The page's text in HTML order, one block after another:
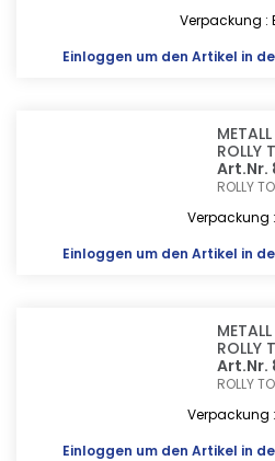
Verpackung :
Einloggen um den Artikel in
ROLLY
Art.Nr.
ROLLY
Verpackung
Einloggen um den Artikel in
ROLLY
Art.Nr.
ROLLY
Verpackung
Einloggen um den Artikel in